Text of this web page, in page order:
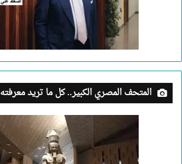
المتحف المصري الكبير.. كل ما تريد معرفته